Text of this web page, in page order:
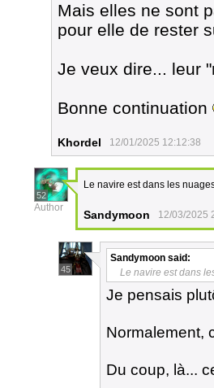
Mais elles ne sont
pour elle de rester
Je veux dire... leur
Bonne continuation
Khordel 12/01/2025 12:12:38
52
Author
Le navire est dans les
Sandymoon 12/03/2025
45
Sandymoon said:
Le navire est dans
Je pensais
Normalement,
Du coup, là...